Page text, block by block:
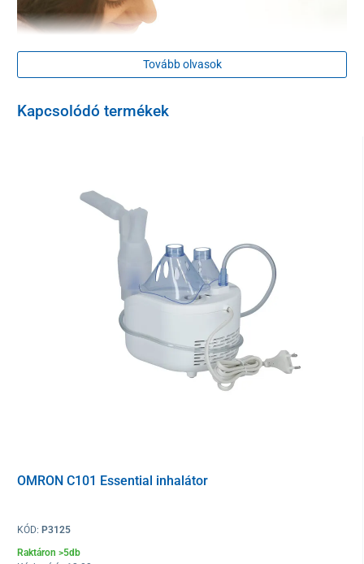
A gyógyszer bejuttatásának 2 lehetősége
1. alsó légutak (4um MMAD, P=0,4 ml/perc)
2. felső légutak (9um MMAD, P=0,2 ml/perc)
gyengéd
tisztítására szolgál. Ajánlott minden
gyógyszerformát használni, beleértve a Salvus vizet is.
Tovább olvasok
Kapcsolódó termékek
OMRON C101 Essential inhalátor
KÓD: P3125
Raktáron >5db